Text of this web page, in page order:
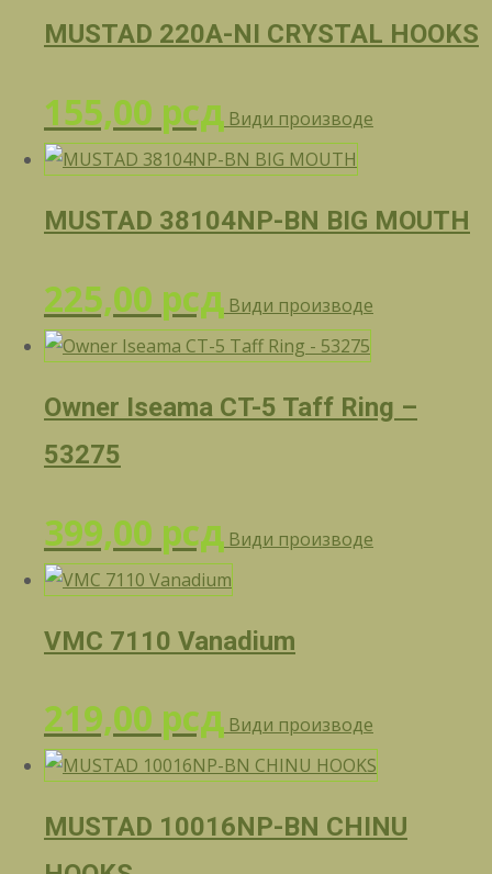
MUSTAD 220A-NI CRYSTAL HOOKS
155,00 рсд Види производе
MUSTAD 38104NP-BN BIG MOUTH
225,00 рсд Види производе
Owner Iseama CT-5 Taff Ring –
53275
399,00 рсд Види производе
VMC 7110 Vanadium
219,00 рсд Види производе
MUSTAD 10016NP-BN CHINU